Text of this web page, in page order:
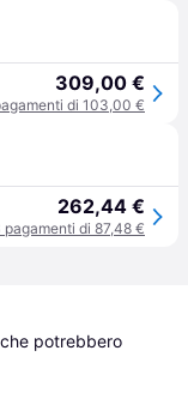
309,00 €
di 103,00 €
262,44 €
pagamenti di 87,48 €
potrebbero